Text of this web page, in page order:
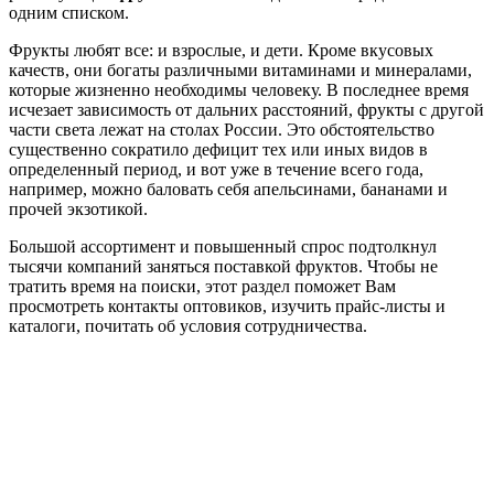
одним списком.
Фрукты любят все: и взрослые, и дети. Кроме вкусовых
качеств, они богаты различными витаминами и минералами,
которые жизненно необходимы человеку. В последнее время
исчезает зависимость от дальних расстояний, фрукты с другой
части света лежат на столах России. Это обстоятельство
существенно сократило дефицит тех или иных видов в
определенный период, и вот уже в течение всего года,
например, можно баловать себя апельсинами, бананами и
прочей экзотикой.
Большой ассортимент и повышенный спрос подтолкнул
тысячи компаний заняться поставкой фруктов. Чтобы не
тратить время на поиски, этот раздел поможет Вам
просмотреть контакты оптовиков, изучить прайс-листы и
каталоги, почитать об условия сотрудничества.